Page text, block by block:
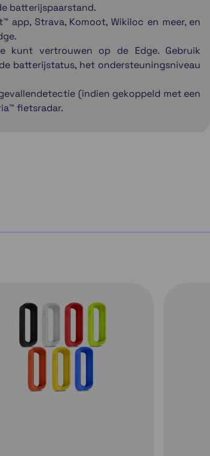
batterijspaarstand.
app, Strava, Komoot, Wikiloc en meer, en
kunt vertrouwen op de Edge. Gebruik
batterijstatus, het ondersteuningsniveau
(indien gekoppeld met een
fietsradar.
kaarten
Afslag-voor-afslag